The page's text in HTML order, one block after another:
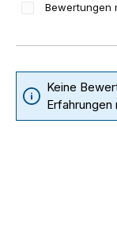
Bewertungen
Keine
Erfahrungen